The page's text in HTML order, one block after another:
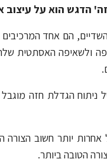
הדגש הוא על עיצוב
הם אחד
האסתטית שלה
יותר חשוב
הטובה ביותר.